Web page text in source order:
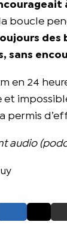
boucle
des
sans
en 24
et
permis
audio